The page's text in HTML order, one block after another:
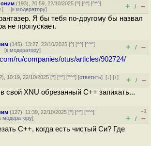
(193), 20:59, 22/10/2025 [^] [^^] [^^^]
↑] [к модератору] + / –
Я бы тебя по-другому бы назвал
не пропускает.
(145), 13:27, 22/10/2025 [^] [^^] [^^^]
[к модератору] + / –
ru/companies/otus/articles/902724/
), 10:19, 22/10/2025 [^] [^^] [^^^] [ответить][↓] [↑]
+ / –
свой XNU обрезанный C++ запихать...
(127), 11:39, 22/10/2025 [^] [^^] [^^^]
модератору]
–1
+ / –
C++, когда есть чистый Си? Где